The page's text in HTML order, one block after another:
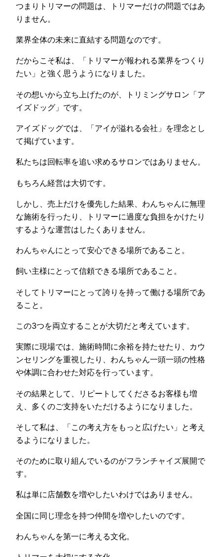
つまりトリマーの問題は、トリマーだけの問題ではあ
りません。
業界全体の未来に直結する問題なのです。
だからこそ私は、「トリマーが報われる業界をつくり
たい」と強く思うようになりました。
その想いから立ち上げたのが、トリミングサロン「ア
イズドッグ」です。
アイズドッグでは、「アイが溢れる会社」を理念とし
て掲げています。
私たちは回転率を追い求めるサロンではありません。
もちろん経営は大切です。
しかし、売上だけを優先した結果、わんちゃんに無理
な施術を行ったり、トリマーに過度な負担をかけたり
するような運営はしたくありません。
わんちゃんにとって安心できる場所であること。
飼い主様にとって信頼できる場所であること。
そしてトリマーにとって誇りを持って働ける場所であ
ること。
この3つを両立することが大切だと考えています。
実際に現場では、施術時間に余裕を持たせたり、カウ
ンセリングを重視したり、わんちゃん一頭一頭の性格
や体調に合わせた対応を行っています。
その結果として、リピートしてくださるお客様も増
え、多くのご支持をいただけるようになりました。
そして私は、「この考え方をもっと広げたい」と考え
るようになりました。
そのために取り組んでいるのがフランチャイズ展開で
す。
私は単に店舗数を増やしたいわけではありません。
全国に同じ理念を持つ仲間を増やしたいのです。
わんちゃんを第一に考える文化。